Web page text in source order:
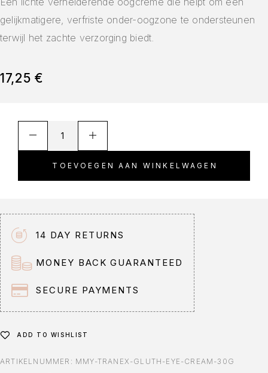
gelijkmatigere, verfriste onder-oogzone te ondersteunen
terwijl het zachte verzorging biedt.
17,25 €
TOEVOEGEN AAN WINKELWAGEN
a
t
i
v
e
:
14 DAY RETURNS
MONEY BACK GUARANTEED
SECURE PAYMENTS
ADD TO WISHLIST
ARTIKELNUMMER: MMY-TRANEX-GLUTH-EYE-CREAM-30G